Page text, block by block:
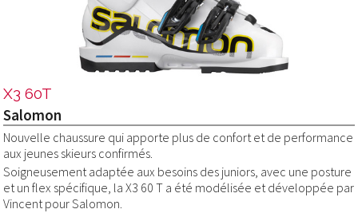
X3 60T
Salomon
Nouvelle chaussure qui apporte plus de confort et de performance
aux jeunes skieurs confirmés.
Soigneusement adaptée aux besoins des juniors, avec une posture
et un flex spécifique, la X3 60 T a été modélisée et développée par
Vincent pour Salomon.